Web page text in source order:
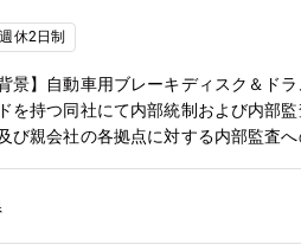
休2日制
景】自動車用ブレーキディスク＆ド
を持つ同社にて内部統制および内部
び親会社の各拠点に対する内部監査
国・メキシコ）への短期出張がありま